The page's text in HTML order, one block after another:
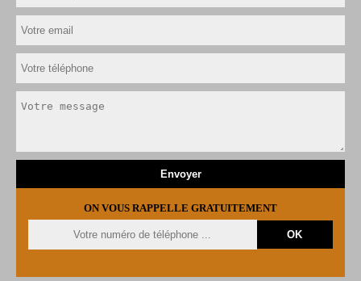
ON VOUS RAPPELLE GRATUITEMENT